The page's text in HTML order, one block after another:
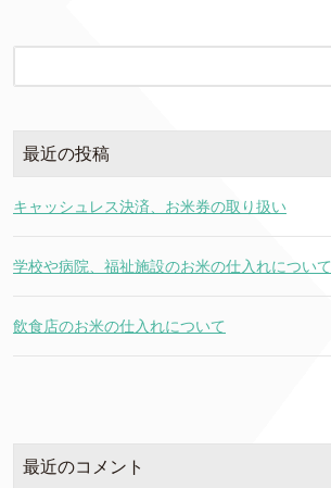
最近の投稿
キャッシュレス決済、お米券の取り扱い
学校や病院、福祉施設のお米の仕入れについて
飲食店のお米の仕入れについて
最近のコメント